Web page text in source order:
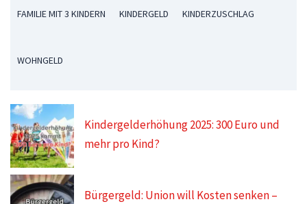
FAMILIE MIT 3 KINDERN KINDERGELD KINDERZUSCHLAG
WOHNGELD
Kindergelderhöhung 2025: 300 Euro und
mehr pro Kind?
Bürgergeld: Union will Kosten senken –